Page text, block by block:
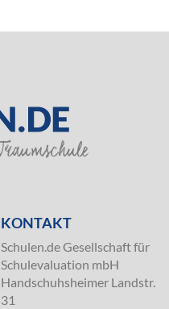
KONTAKT
Schulen.de Gesellschaft für
Schulevaluation mbH
Handschuhsheimer Landstr.
31